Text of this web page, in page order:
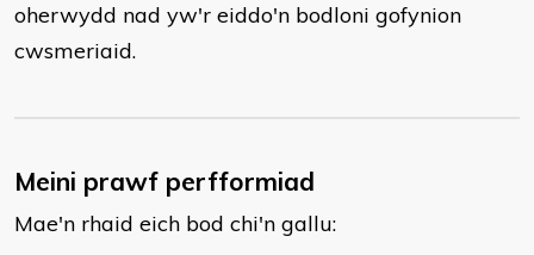
oherwydd nad yw'r eiddo'n bodloni gofynion
cwsmeriaid.
Meini prawf perfformiad
Mae'n rhaid eich bod chi'n gallu: